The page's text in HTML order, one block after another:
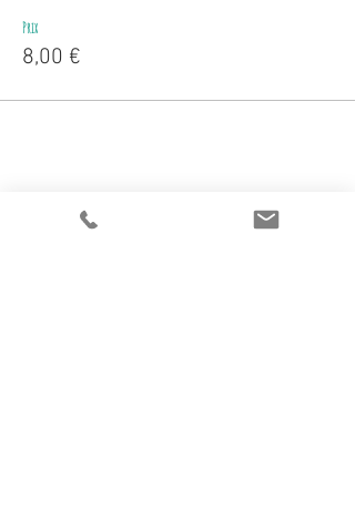
Prix
8,00 €
Partager cet événement